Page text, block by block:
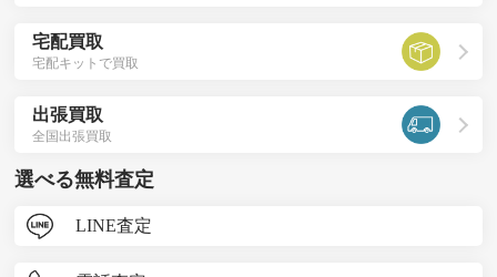
宅配買取
宅配キットで買取
出張買取
全国出張買取
選べる無料査定
LINE査定